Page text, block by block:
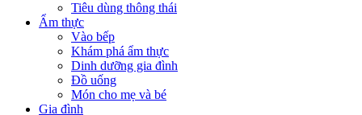
Tiêu dùng thông thái
Ẩm thực
Vào bếp
Khám phá ẩm thực
Dinh dưỡng gia đình
Đồ uống
Món cho mẹ và bé
Gia đình